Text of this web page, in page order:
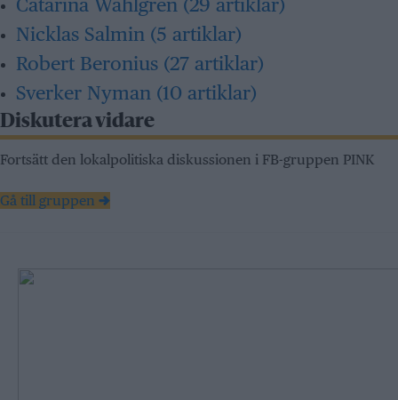
Nicklas Salmin (5 artiklar)
Robert Beronius (27 artiklar)
Sverker Nyman (10 artiklar)
Diskutera vidare
Fortsätt den lokalpolitiska diskussionen i FB-gruppen PINK
Gå till gruppen →